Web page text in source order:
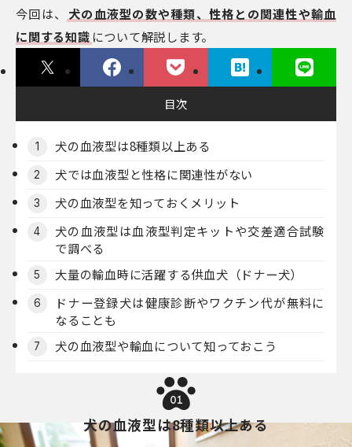
今回は、
犬の血液型の数や種類、性格との関連性や輸血
に関する知識 について解説します。
目次
1 犬の血液型は8種類以上ある
2 犬では血液型と性格に関連性がない
3 犬の血液型を知っておくメリット
4
犬の血液型は血液型判定キットや交差適合試験
で調べる
5 大量の輸血時に活躍する供血犬（ドナー犬）
6
ドナー登録犬は健康診断やワクチン代が無料に
なることも
7 犬の血液型や輸血について知っておこう
01
犬の血液型は8種類以上ある